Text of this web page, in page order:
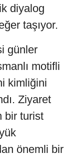
diyalog
taşıyor.
günler
motifli
kimliğini
Ziyaret
bir turist
önemli bir